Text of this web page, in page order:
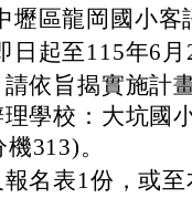
壢區龍岡國小客
日起至115年6
依旨揭實施計
學校：大坑國
313)。
名表1份，或